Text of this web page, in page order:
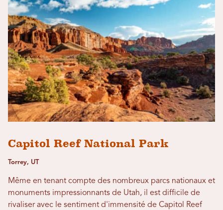
Capitol Reef National Park
Torrey, UT
Même en tenant compte des nombreux parcs nationaux et
monuments impressionnants de Utah, il est difficile de
rivaliser avec le sentiment d'immensité de Capitol Reef